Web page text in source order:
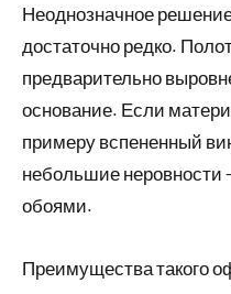
Неоднозначное
достаточно редко.
предварительно
основание. Если
примеру вспененный
небольшие неровности
обоями.
Преимущества такого